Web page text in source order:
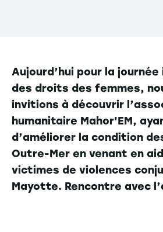
Aujourd’hui pour la
des droits des femmes,
invitions à découvrir
humanitaire Mahor'EM,
d’améliorer la condition
Outre-Mer en venant en
victimes de violences
Mayotte. Rencontre avec